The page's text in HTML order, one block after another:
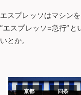
エスプレッソはマシン
”エスプレッソ=急行”
いとか。
京都 四条